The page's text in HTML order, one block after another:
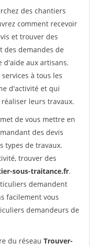
des chantiers
comment recevoir
et trouver des
des demandes de
d'aide aux artisans.
à tous les
d'activité et qui
leurs travaux.
de vous mettre en
des devis
types de travaux.
trouver des
sous-traitance.fr.
demandent
facilement vous
demandeurs de
du réseau Trouver-